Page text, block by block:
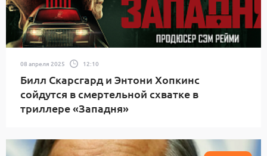
08 апреля 2025 12:10
Билл Скарсгард и Энтони Хопкинс
сойдутся в смертельной схватке в
триллере «Западня»